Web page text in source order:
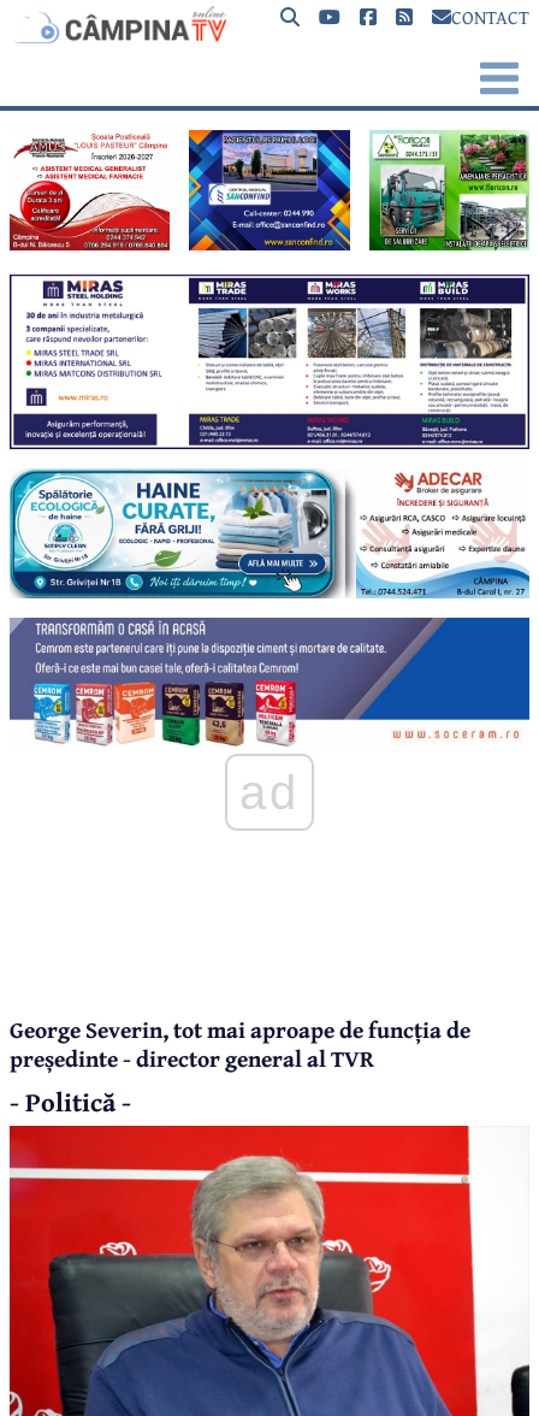
CONTACT
ad
George Severin, tot mai aproape de funcția de
președinte - director general al TVR
- Politică -